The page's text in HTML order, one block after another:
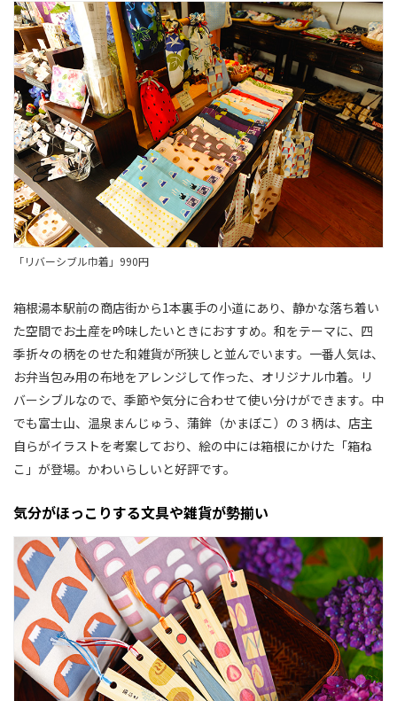
「リバーシブル巾着」990円
箱根湯本駅前の商店街から1本裏手の小道にあり、静かな落ち着い
た空間でお土産を吟味したいときにおすすめ。和をテーマに、四
季折々の柄をのせた和雑貨が所狭しと並んでいます。一番人気は、
お弁当包み用の布地をアレンジして作った、オリジナル巾着。リ
バーシブルなので、季節や気分に合わせて使い分けができます。中
でも富士山、温泉まんじゅう、蒲鉾（かまぼこ）の３柄は、店主
自らがイラストを考案しており、絵の中には箱根にかけた「箱ね
こ」が登場。かわいらしいと好評です。
気分がほっこりする文具や雑貨が勢揃い